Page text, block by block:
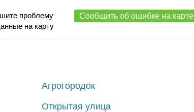
проблему
на карту
Сообщить об ошибке на карте
Агрогородок
Открытая улица